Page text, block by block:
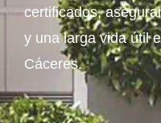
certificados,
y una larga vida útil
Cáceres.